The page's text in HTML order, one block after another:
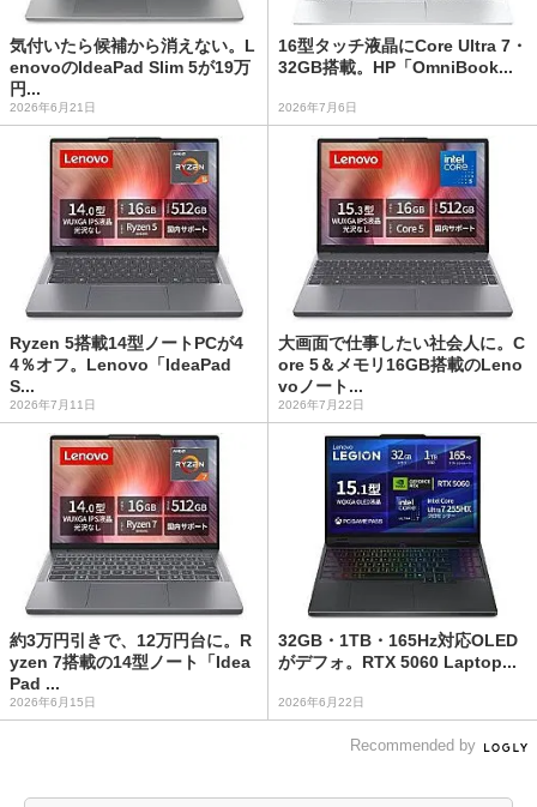
気付いたら候補から消えない。L
enovoのIdeaPad Slim 5が19万
円...
2026年6月21日
16型タッチ液晶にCore Ultra 7・
32GB搭載。HP「OmniBook...
2026年7月6日
Ryzen 5搭載14型ノートPCが4
4％オフ。Lenovo「IdeaPad
S...
2026年7月11日
大画面で仕事したい社会人に。C
ore 5＆メモリ16GB搭載のLeno
voノート...
2026年7月22日
約3万円引きで、12万円台に。R
yzen 7搭載の14型ノート「Idea
Pad ...
2026年6月15日
32GB・1TB・165Hz対応OLED
がデフォ。RTX 5060 Laptop...
2026年6月22日
Recommended by